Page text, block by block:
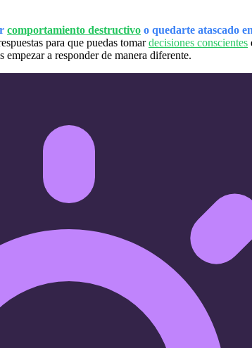
comportamiento destructivo o quedarte atascado
para que puedas tomardecisiones conscientes
empezar a responder de manera diferente.